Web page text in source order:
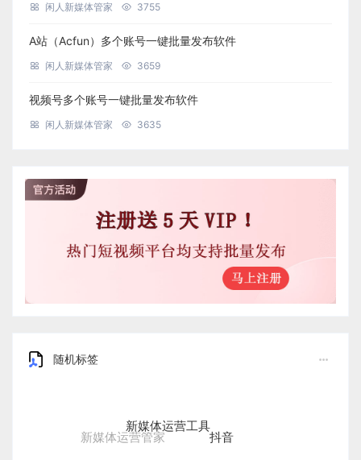
闲人新媒体管家 3755
A站（Acfun）多个账号一键批量发布软件
闲人新媒体管家 3659
视频号多个账号一键批量发布软件
闲人新媒体管家 3635
随机标签
新媒体运营管家
新媒体运营工具
抖音